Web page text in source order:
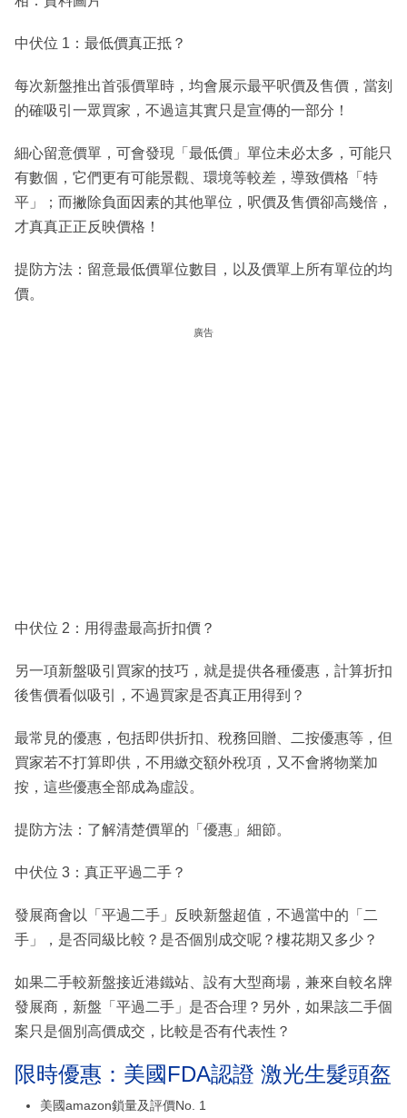
中伏位 1：最低價真正抵？
每次新盤推出首張價單時，均會展示最平呎價及售價，當刻
的確吸引一眾買家，不過這其實只是宣傳的一部分！
細心留意價單，可會發現「最低價」單位未必太多，可能只
有數個，它們更有可能景觀、環境等較差，導致價格「特
平」；而撇除負面因素的其他單位，呎價及售價卻高幾倍，
才真真正正反映價格！
提防方法：留意最低價單位數目，以及價單上所有單位的均
價。
廣告
中伏位 2：用得盡最高折扣價？
另一項新盤吸引買家的技巧，就是提供各種優惠，計算折扣
後售價看似吸引，不過買家是否真正用得到？
最常見的優惠，包括即供折扣、稅務回贈、二按優惠等，但
買家若不打算即供，不用繳交額外稅項，又不會將物業加
按，這些優惠全部成為虛設。
提防方法：了解清楚價單的「優惠」細節。
中伏位 3：真正平過二手？
發展商會以「平過二手」反映新盤超值，不過當中的「二
手」，是否同級比較？是否個別成交呢？樓花期又多少？
如果二手較新盤接近港鐵站、設有大型商場，兼來自較名牌
發展商，新盤「平過二手」是否合理？另外，如果該二手個
案只是個別高價成交，比較是否有代表性？
限時優惠：美國FDA認證 激光生髮頭盔
美國amazon鎖量及評價No. 1